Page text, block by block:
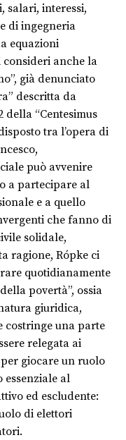
salari, interessi,
di ingegneria
equazioni
consideri anche la
già denunciato
descritta da
“Centesimus
tra l’opera di
può avvenire
a partecipare al
e a quello
che fanno di
solidale,
ragione, Rópke ci
quotidianamente
povertà”, ossia
giuridica,
costringe una parte
relegata ai
giocare un ruolo
essenziale al
ed escludente:
di elettori